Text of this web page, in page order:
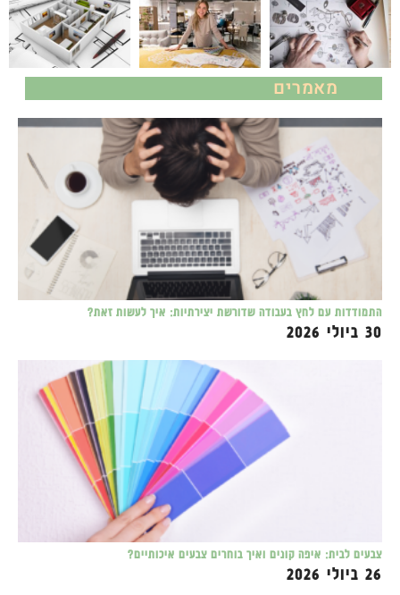
מאמרים
התמודדות עם לחץ בעבודה שדורשת יצירתיות: איך לעשות זאת?
30 ביולי 2026
צבעים לבית: איפה קונים ואיך בוחרים צבעים איכותיים?
26 ביולי 2026